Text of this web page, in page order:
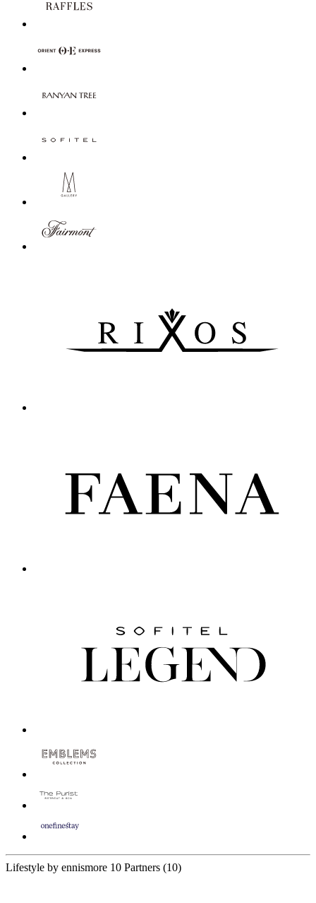
Lifestyle by ennismore 10 Partners (10)